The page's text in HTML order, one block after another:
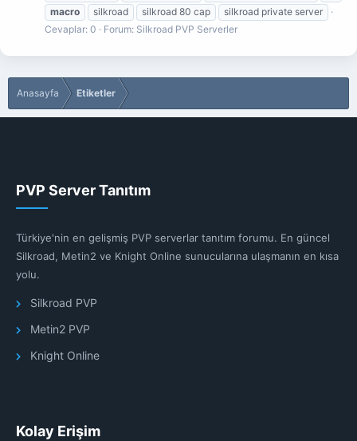
macro
silkroad silkroad 80 cap
silkroad private server
Cevaplar: 0
Forum: Silkroad PVP Serverler
Anasayfa Etiketler
PVP Server Tanıtım
Türkiye'nin en gelişmiş PVP serverlar tanıtım forumu. En güncel
Silkroad, Metin2 ve Knight Online sunucularına ulaşmanın en kısa
yolu.
Silkroad PVP
Metin2 PVP
Knight Online
Kolay Erişim